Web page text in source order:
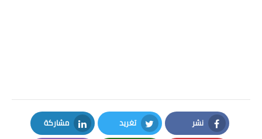
نشر تغريد مشاركة